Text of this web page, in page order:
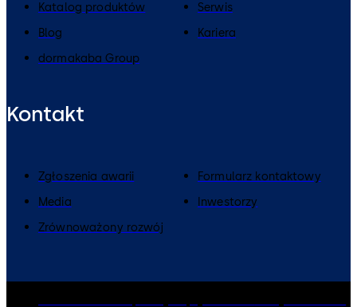
Katalog produktów
Serwis
Blog
Kariera
dormakaba Group
Kontakt
Zgłoszenia awarii
Formularz kontaktowy
Media
Inwestorzy
Zrównoważony rozwój